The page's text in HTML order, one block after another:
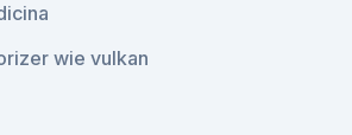
wie vulkan